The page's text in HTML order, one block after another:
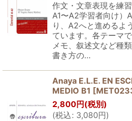
作文・文章表現を練
A1〜A2学習者向け）
り、A2へと進めるよ
ています。各テーマ
メモ、叙述文など種
書き方の…
Anaya E.L.E. EN
MEDIO B1 [
2,800円 (税別)
(税込: 3,080円)